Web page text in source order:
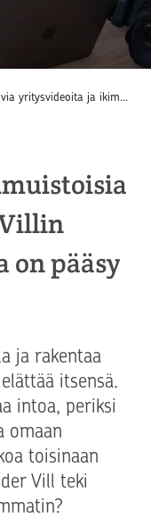
Tunteisiin vetoavia yritysvideoita ja ikimuistoisia hääkuvia – Sander Villin työssä palkitsevinta on pääsy ihmisten sydämiin
on pääsy
ja rakentaa
itsensä.
intoa, periksi
omaan
toisinaan
Vill teki